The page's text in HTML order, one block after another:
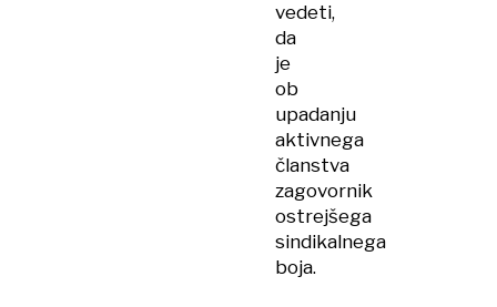
vedeti,
da
je
ob
upadanju
aktivnega
članstva
zagovornik
ostrejšega
sindikalnega
boja.